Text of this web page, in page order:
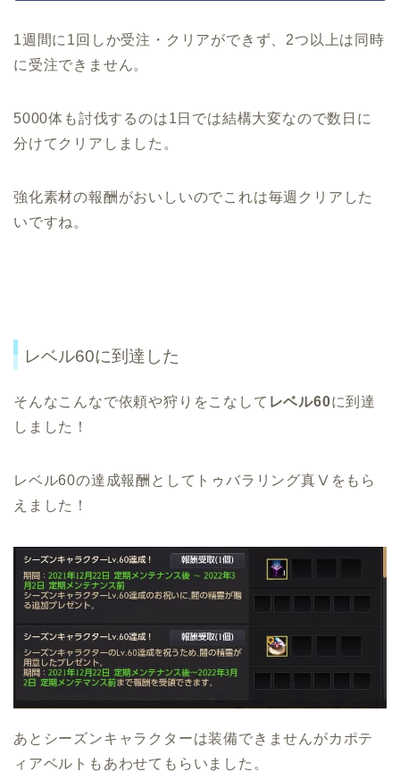
1週間に1回しか受注・クリアができず、2つ以上は同時
に受注できません。
5000体も討伐するのは1日では結構大変なので数日に
分けてクリアしました。
強化素材の報酬がおいしいのでこれは毎週クリアした
いですね。
レベル60に到達した
そんなこんなで依頼や狩りをこなして レベル60に到達
しました！
レベル60の達成報酬としてトゥバラリング真Ⅴをもら
えました！
あとシーズンキャラクターは装備できませんがカポテ
ィアベルトもあわせてもらいました。